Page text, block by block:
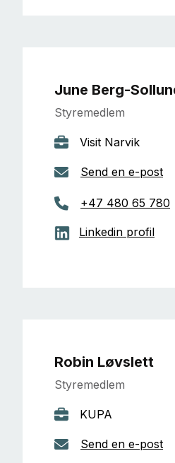
June Berg-
Styremedlem
Visit Narvik
Send en e-post
+47 480 65 780
Linkedin profil
Robin Løvslett
Styremedlem
KUPA
Send en e-post